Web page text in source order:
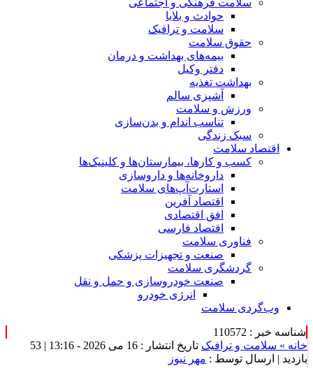
سلامت فرهنگی و اجتماعی
حوادث و بلایا
سلامت و ترافیک
حقوق سلامت
بیمه‌های بهداشت و درمان
دفتر وکیل
بهداشت تغذیه
آشپزی سالم
ورزش و سلامت
تناسب اندام و بدن‌سازی
سبک زندگی
اقتصاد سلامت
کسب و کارها، بیمارستان‌ها و کلینیک‌ها
داروخانه‌ها و داروسازی
استارت‌آپ‌های سلامت
اقتصاد آفرین
افق اقتصادی
اقتصاد فارسی
فناوری سلامت
صنعت و تجهیزات پزشکی
گردشگری سلامت
صنعت خودروسازی و حمل و نقل
انرژی خودرو
وب‌گردی سلامت
شناسه خبر : 110572
خانه » سلامت و ترافیک تاریخ انتشار : 16 می 2026 - 13:16 |
53
بازدید | ارسال توسط : مهر نیوز